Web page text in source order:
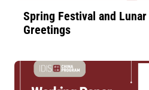
Spring Festival and Lunar
Greetings